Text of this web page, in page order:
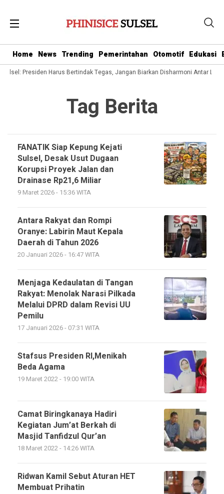
Home News Trending Pemerintahan Otomotif Edukasi
Sulsel: Presiden Harus Bertindak Tegas, Jangan Biarkan Disharmoni Antar
Tag Berita
FANATIK Siap Kepung Kejati
Sulsel, Desak Usut Dugaan
Korupsi Proyek Jalan dan
Drainase Rp21,6 Miliar
9 Maret 2026 - 15:36 WITA
Antara Rakyat dan Rompi
Oranye: Labirin Maut Kepala
Daerah di Tahun 2026
20 Januari 2026 - 16:47 WITA
Menjaga Kedaulatan di Tangan
Rakyat: Menolak Narasi Pilkada
Melalui DPRD dalam Revisi UU
Pemilu
17 Januari 2026 - 07:31 WITA
Stafsus Presiden RI,Menikah
Beda Agama
19 Maret 2022 - 19:00 WITA
Camat Biringkanaya Hadiri
Kegiatan Jum’at Berkah di
Masjid Tanfidzul Qur’an
18 Maret 2022 - 14:26 WITA
Ridwan Kamil Sebut Aturan HET
Membuat Prihatin